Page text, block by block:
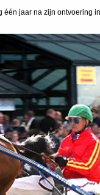
jaar na zijn